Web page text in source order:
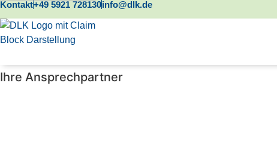
Zum
Inhalt
springen
Kontakt+49 5921 728130info@dlk.de
Ihre Ansprechpartner